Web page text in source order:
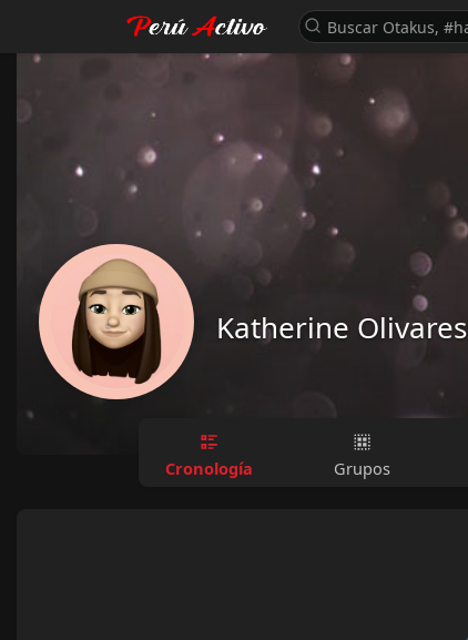
Katherine Olivares
Cronología Grupos